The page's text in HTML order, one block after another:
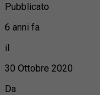
Pubblicato
6 anni fa
il
30 Ottobre 2020
Da